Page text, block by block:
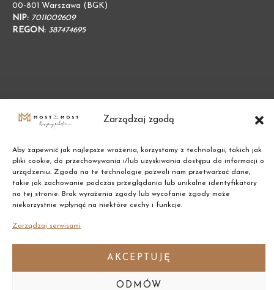
Zarządzaj zgodą
Aby zapewnić jak najlepsze wrażenia, korzystamy z technologii, takich jak
pliki cookie, do przechowywania i/lub uzyskiwania dostępu do informacji o
urządzeniu. Zgoda na te technologie pozwoli nam przetwarzać dane,
takie jak zachowanie podczas przeglądania lub unikalne identyfikatory
na tej stronie. Brak wyrażenia zgody lub wycofanie zgody może
niekorzystnie wpłynąć na niektóre cechy i funkcje.
Zarządzaj serwisami
AKCEPTUJĘ
ODMÓW
00-801 Warszawa (BGK)
NIP: 7011002609
REGON: 387474695
Copyright © 2021 Most the Most